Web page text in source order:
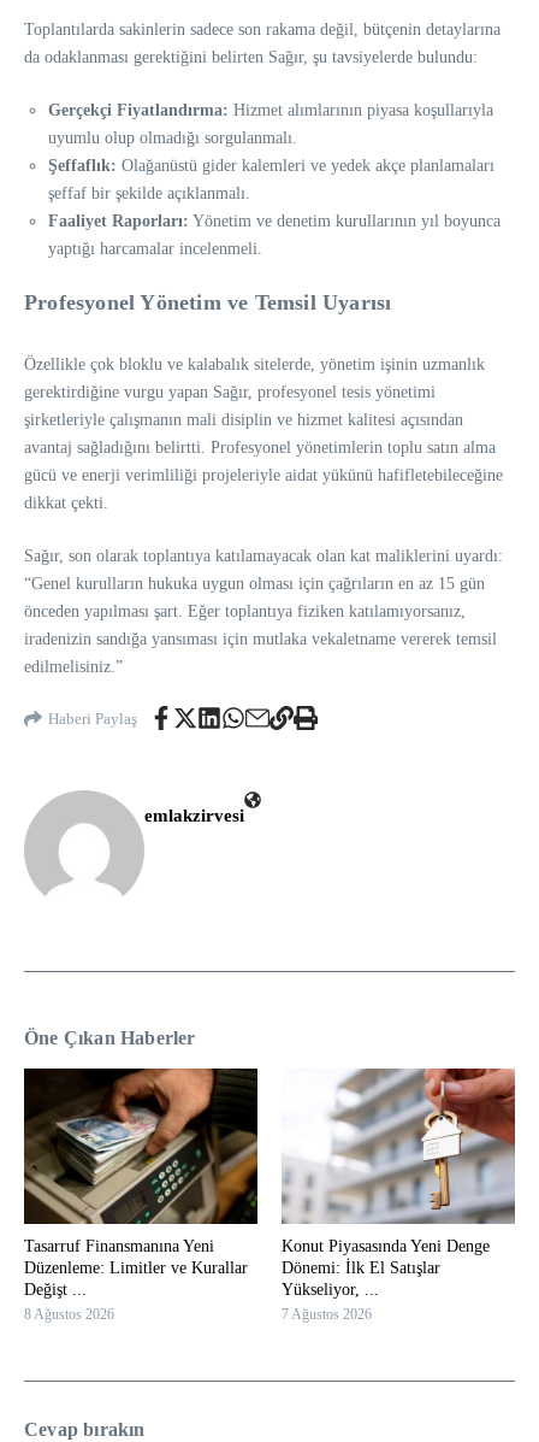
Toplantılarda sakinlerin sadece son rakama değil, bütçenin detaylarına
da odaklanması gerektiğini belirten Sağır, şu tavsiyelerde bulundu:
Gerçekçi Fiyatlandırma: Hizmet alımlarının piyasa koşullarıyla
uyumlu olup olmadığı sorgulanmalı.
Şeffaflık: Olağanüstü gider kalemleri ve yedek akçe planlamaları
şeffaf bir şekilde açıklanmalı.
Faaliyet Raporları: Yönetim ve denetim kurullarının yıl boyunca
yaptığı harcamalar incelenmeli.
Profesyonel Yönetim ve Temsil Uyarısı
Özellikle çok bloklu ve kalabalık sitelerde, yönetim işinin uzmanlık
gerektirdiğine vurgu yapan Sağır, profesyonel tesis yönetimi
şirketleriyle çalışmanın mali disiplin ve hizmet kalitesi açısından
avantaj sağladığını belirtti. Profesyonel yönetimlerin toplu satın alma
gücü ve enerji verimliliği projeleriyle aidat yükünü hafifletebileceğine
dikkat çekti.
Sağır, son olarak toplantıya katılamayacak olan kat maliklerini uyardı:
“Genel kurulların hukuka uygun olması için çağrıların en az 15 gün
önceden yapılması şart. Eğer toplantıya fiziken katılamıyorsanız,
iradenizin sandığa yansıması için mutlaka vekaletname vererek temsil
edilmelisiniz.”
Haberi Paylaş
emlakzirvesi
Öne Çıkan Haberler
Tasarruf Finansmanına Yeni
Düzenleme: Limitler ve Kurallar
Değişt ...
8 Ağustos 2026
Konut Piyasasında Yeni Denge
Dönemi: İlk El Satışlar
Yükseliyor, ...
7 Ağustos 2026
Cevap bırakın